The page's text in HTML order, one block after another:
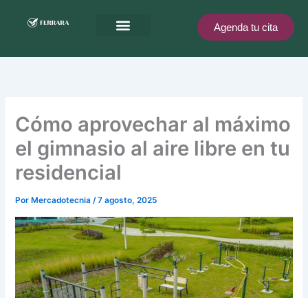
Agenda tu cita
Cómo aprovechar al máximo
el gimnasio al aire libre en tu
residencial
Por Mercadotecnia/7 agosto, 2025